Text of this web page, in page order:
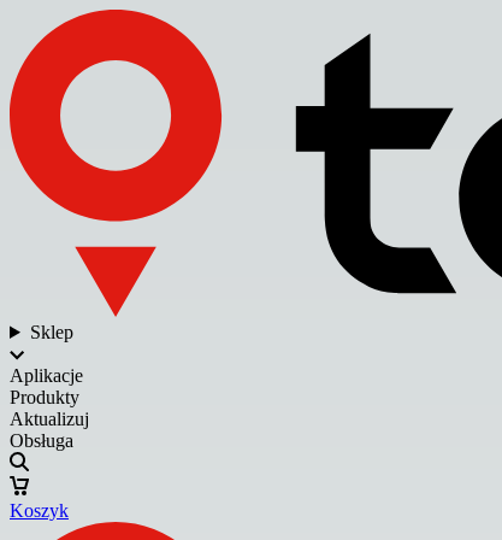
Sklep
Aplikacje
Produkty
Aktualizuj
Obsługa
Koszyk